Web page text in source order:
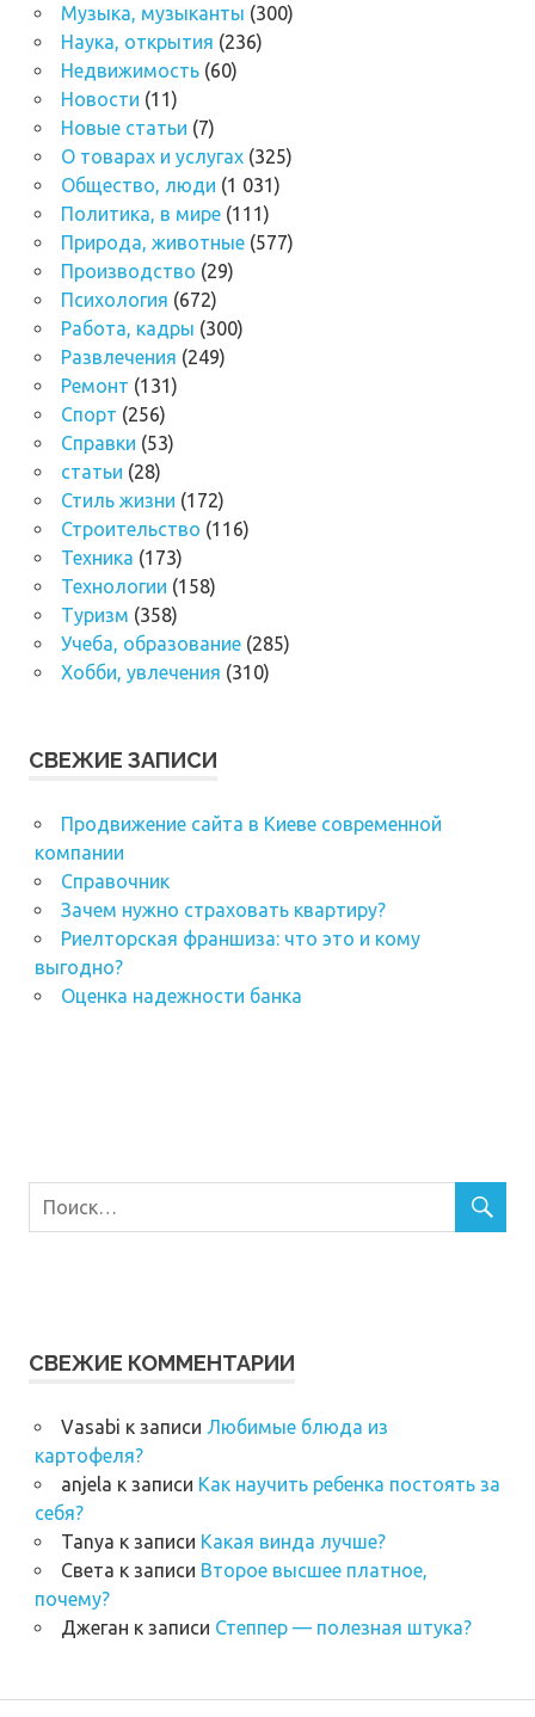
Музыка, музыканты (300)
Наука, открытия (236)
Недвижимость(60)
Новости (11)
Новые статьи (7)
О товарах и услугах(325)
Общество, люди (1 031)
Политика, в мире(111)
Природа, животные(577)
Производство (29)
Психология (672)
Работа, кадры (300)
Развлечения (249)
Ремонт (131)
Спорт (256)
Справки (53)
статьи (28)
Стиль жизни (172)
Строительство (116)
Техника (173)
Технологии (158)
Туризм (358)
Учеба, образование(285)
Хобби, увлечения (310)
СВЕЖИЕ ЗАПИСИ
Продвижение сайта в Киеве современной
компании
Справочник
Зачем нужно страховать квартиру?
Риелторская франшиза: что это и кому
выгодно?
Оценка надежности банка
СВЕЖИЕ КОММЕНТАРИИ
Vasabi к записи Любимые блюда из
картофеля?
anjela к записи Как научить ребенка постоять за
себя?
Tanya к записи Какая винда лучше?
Света к записи Второе высшее платное,
почему?
Джеган к записи Степпер — полезная штука?